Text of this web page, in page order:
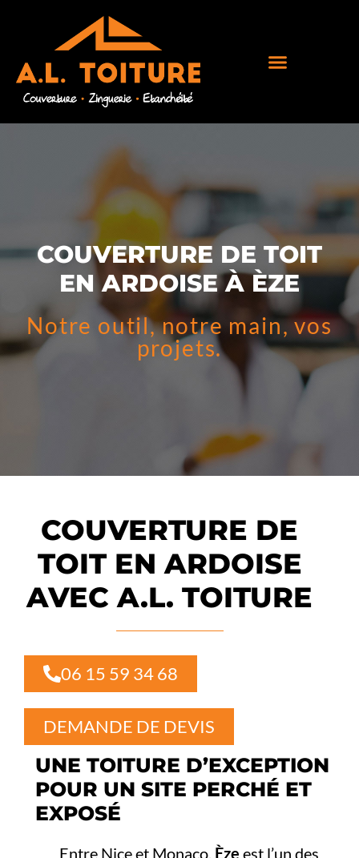
COUVERTURE DE TOIT
EN ARDOISE À ÈZE
Notre outil, notre main, vos
projets.
COUVERTURE DE
TOIT EN ARDOISE
AVEC A.L. TOITURE
06 15 59 34 68
DEMANDE DE DEVIS
UNE TOITURE D’EXCEPTION
POUR UN SITE PERCHÉ ET
EXPOSÉ
Entre Nice et Monaco, Èze est l’un des